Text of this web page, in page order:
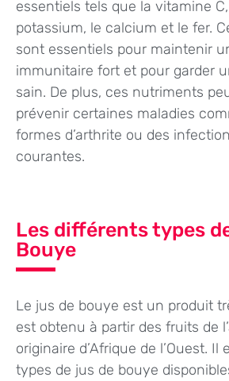
essentiels tels que la vitamine
potassium, le calcium et le fer.
sont essentiels pour maintenir
immunitaire fort et pour garder
sain. De plus, ces nutriments
prévenir certaines maladies
formes d’arthrite ou des
courantes.
Les différents types
Bouye
Le jus de bouye est un produit
est obtenu à partir des fruits de
originaire d’Afrique de l’Ouest.
types de jus de bouye